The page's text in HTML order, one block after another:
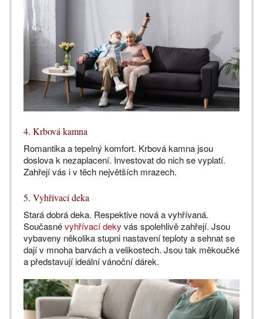
4. Krbová kamna
Romantika a tepelný komfort. Krbová kamna jsou
doslova k nezaplacení. Investovat do nich se vyplatí.
Zahřejí vás i v těch největších mrazech.
5. Vyhřívací deka
Stará dobrá deka. Respektive nová a vyhřívaná.
Současnévyhřívací deky vás spolehlivě zahřejí. Jsou
vybaveny několika stupni nastavení teploty a sehnat se
dají v mnoha barvách a velikostech. Jsou tak měkoučké
a představují ideální vánoční dárek.